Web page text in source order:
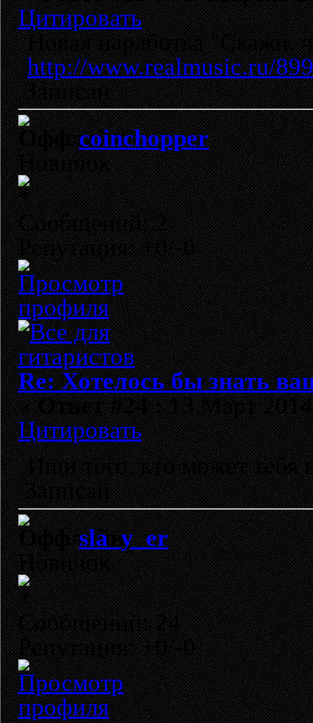
Цитировать
Новая наработка "Скажи,
http://www.realmusic.ru/
Записан
coinchopper
Новичок
Сообщений: 2
Репутация: +0/-0
Re: Хотелось бы знать
«Ответ #24 :13 Март
Цитировать
Ищи того, кто может тебя
Записан
sla_y_er
Новичок
Сообщений: 24
Репутация: +0/-0